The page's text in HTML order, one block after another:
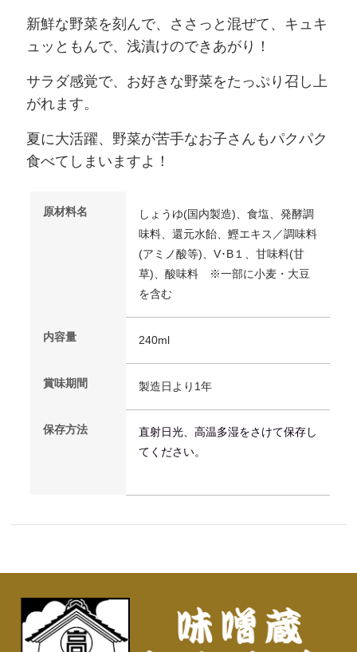
新鮮な野菜を刻んで、ささっと混ぜて、キュキ
ュッともんで、浅漬けのできあがり！
サラダ感覚で、お好きな野菜をたっぷり召し上
がれます。
夏に大活躍、野菜が苦手なお子さんもパクパク
食べてしまいますよ！
原材料名
しょうゆ(国内製造)、食塩、発酵調
味料、還元水飴、鰹エキス／調味料
(アミノ酸等)、V･B１、甘味料(甘
草)、酸味料 ※一部に小麦・大豆
を含む
内容量 240ml
賞味期間 製造日より1年
保存方法
直射日光、高温多湿をさけて保存し
てください。